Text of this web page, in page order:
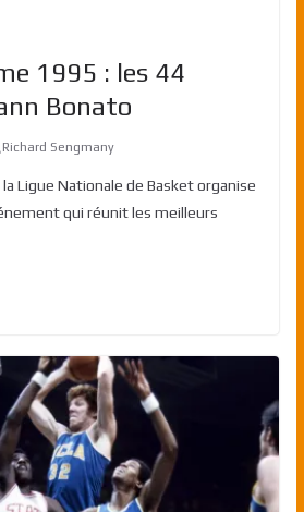
1995 : les 44
Bonato
Richard Sengmany
Ligue Nationale de Basket organise
qui réunit les meilleurs